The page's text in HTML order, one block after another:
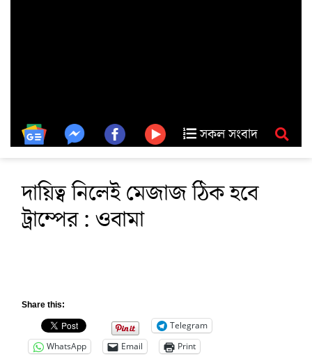
সকল সংবাদ
দায়িত্ব নিলেই মেজাজ ঠিক হবে
ট্রাম্পের : ওবামা
Share this:
Telegram
WhatsApp
Email Print